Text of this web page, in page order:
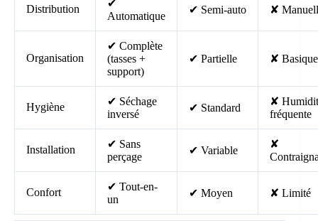
Distribution
✔
Automatique
✔ Semi-auto ✘
Organisation
✔ Complète
(tasses +
support)
✔ Partielle ✘ Basique
Hygiène
✔ Séchage
inversé
✔ Standard
✘
fréquente
Installation
✔ Sans
perçage
✔ Variable
✘
Confort
✔ Tout-en-
un
✔ Moyen ✘ Limité